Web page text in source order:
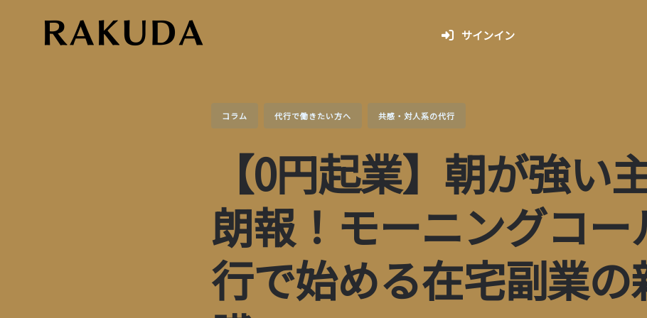
サインイン
コラム 代行で働きたい方へ 共感・対人系の代行
【0円起業】朝が強い
朗報！モーニングコー
行で始める在宅副業の